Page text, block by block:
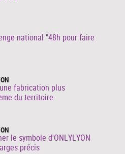
national "48h pour faire
fabrication plus
du territoire
le symbole d'ONLYLYON
précis